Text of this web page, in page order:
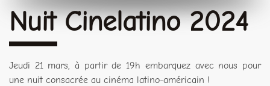
Nuit Cinelatino 2024
Jeudi 21 mars, à partir de 19h embarquez avec nous pour
une nuit consacrée au cinéma latino-américain !